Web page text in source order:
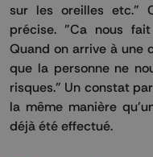
sur les oreilles etc."
précise. "Ca nous
Quand on arrive à une
que la personne ne
risques." Un constat
la même manière
déjà été effectué.